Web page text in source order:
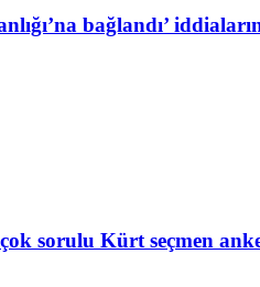
bağlandı’
sorulu Kürt seçmen